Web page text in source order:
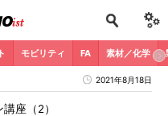
モビリティ FA 素材／化学
2021年8月18日
座（2）